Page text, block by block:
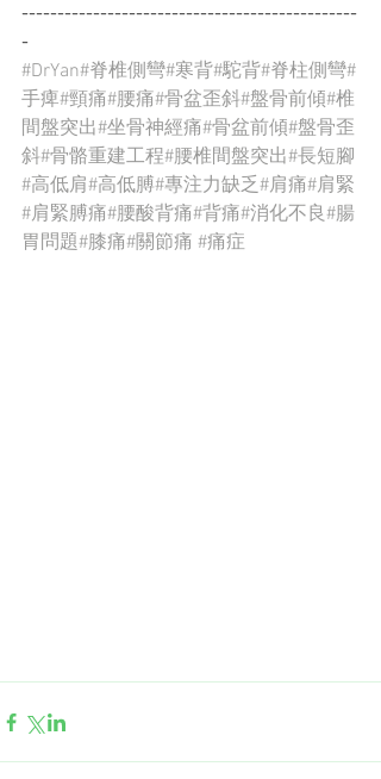
-----------------------------------------------
-
#DrYan#脊椎側彎#寒背#駝背#脊柱側彎#
手痺#頸痛#腰痛#骨盆歪斜#盤骨前傾#椎
間盤突出#坐骨神經痛#骨盆前傾#盤骨歪
斜#骨骼重建工程#腰椎間盤突出#長短腳
#高低肩#高低膊#專注力缺乏#肩痛#肩緊
#肩緊膊痛#腰酸背痛#背痛#消化不良#腸
胃問題#膝痛#關節痛 #痛症